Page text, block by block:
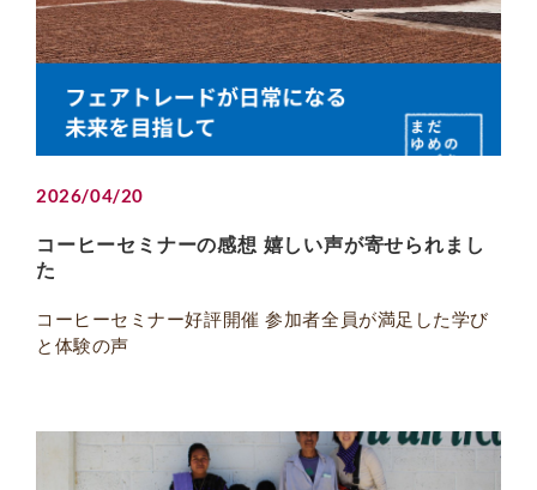
2026/04/20
コーヒーセミナーの感想 嬉しい声が寄せられまし
た
コーヒーセミナー好評開催 参加者全員が満足した学び
と体験の声